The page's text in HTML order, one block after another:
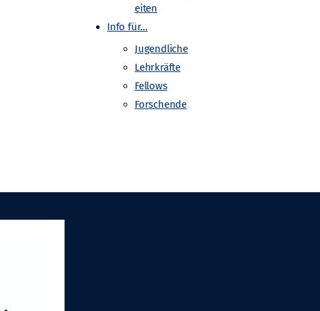
eiten
Info für…
Jugendliche
Lehrkräfte
Fellows
Forschende
Gefördert von